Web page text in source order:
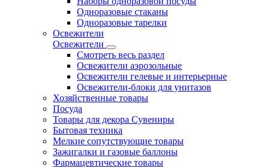
Одноразовые стаканы
Одноразовые тарелки
Освежители
Освежители
Смотреть весь раздел
Освежители аэрозольные
Освежители гелевые и интерьерные
Освежители-блоки для унитазов
Хозяйственные товары
Посуда
Товары для декора Сувениры
Бытовая техника
Мелкие сопутствующие товары
Зажигалки и газовые баллоны
Фармацевтические товары